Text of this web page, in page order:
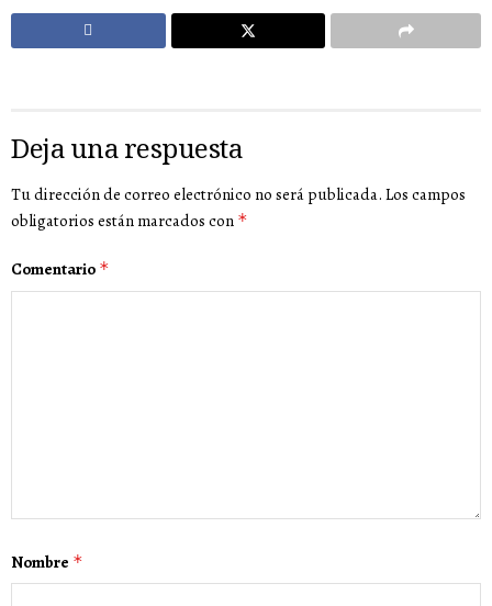
Deja una respuesta
Tu dirección de correo electrónico no será publicada. Los campos
obligatorios están marcados con *
Comentario *
Nombre *